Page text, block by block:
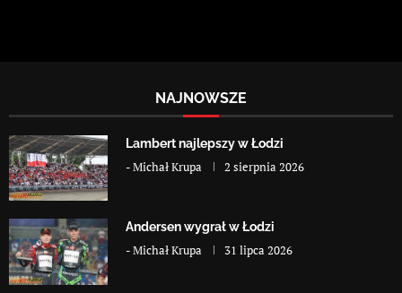
NAJNOWSZE
Lambert najlepszy w Łodzi
-Michał Krupa 2 sierpnia 2026
Andersen wygrał w Łodzi
-Michał Krupa 31 lipca 2026